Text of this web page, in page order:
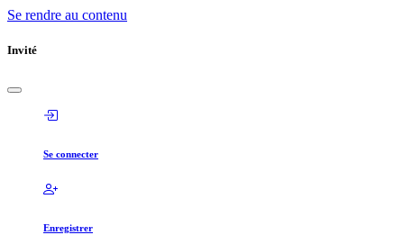
Se rendre au contenu
Invité
Se connecter
Enregistrer